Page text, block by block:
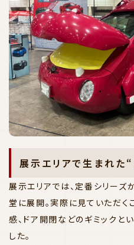
展示エリアで生まれた
展示エリアでは、定番シリーズ
堂に展開。実際に見ていただく
感、ドア開閉などのギミックと
した。